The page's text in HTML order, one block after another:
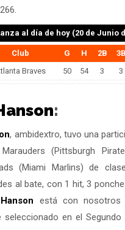
al día de hoy (20 de Junio
Club G H 2B 3B
Braves
50 54 3 3
:
, ambidextro, tuvo una
Marauders (Pittsburgh
(Miami Marlins) de
al bate, con 1 hit, 3
está con nosotros
seleccionado en el